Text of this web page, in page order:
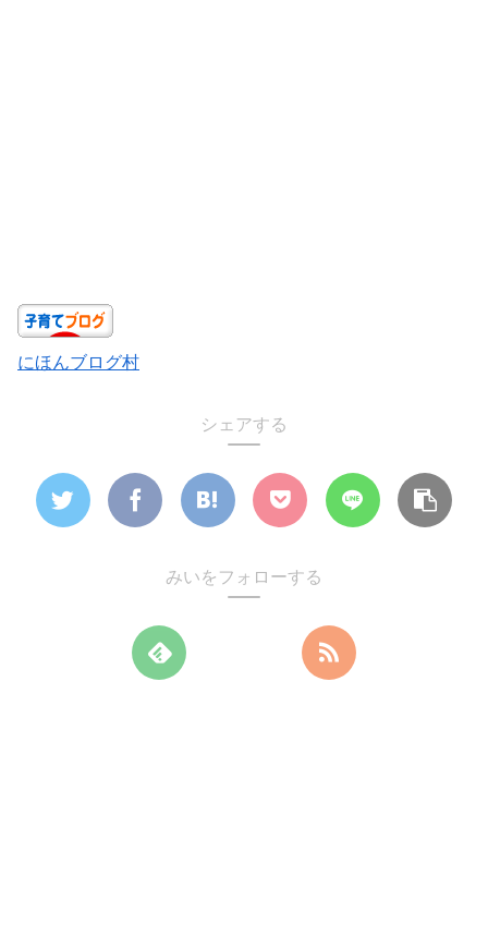
にほんブログ村
シェアする
みいをフォローする